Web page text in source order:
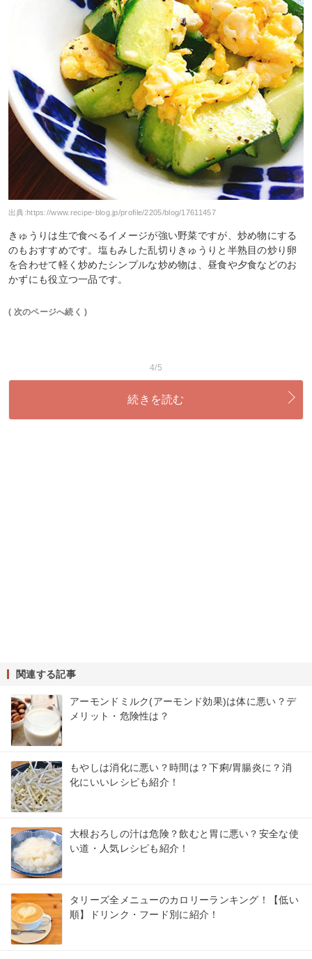
出典:https://www.recipe-blog.jp/profile/2205/blog/17611457
きゅうりは生で食べるイメージが強い野菜ですが、炒め物にする
のもおすすめです。塩もみした乱切りきゅうりと半熟目の炒り卵
を合わせて軽く炒めたシンプルな炒め物は、昼食や夕食などのお
かずにも役立つ一品です。
( 次のページへ続く )
4/5
続きを読む
関連する記事
アーモンドミルク(アーモンド効果)は体に悪い？デ
メリット・危険性は？
もやしは消化に悪い？時間は？下痢/胃腸炎に？消
化にいいレシピも紹介！
大根おろしの汁は危険？飲むと胃に悪い？安全な使
い道・人気レシピも紹介！
タリーズ全メニューのカロリーランキング！【低い
順】ドリンク・フード別に紹介！